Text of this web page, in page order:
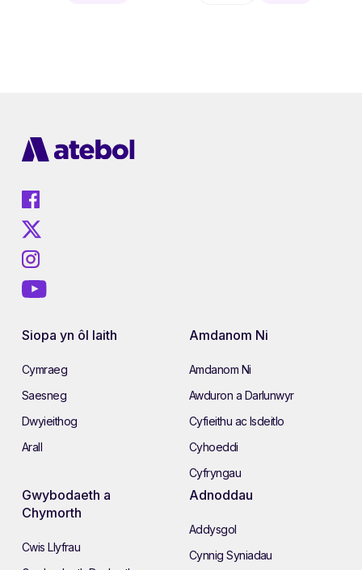
Siopa yn ôl Iaith
Cymraeg
Saesneg
Dwyieithog
Arall
Amdanom Ni
Amdanom Ni
Awduron a Darlunwyr
Cyfieithu ac Isdeitlo
Cyhoeddi
Cyfryngau
Gwybodaeth a
Chymorth
Cwis Llyfrau
Adnoddau
Addysgol
Cynnig Syniadau